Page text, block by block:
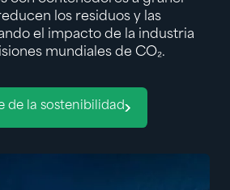
los residuos y las
el impacto de la industria
mundiales de CO₂.
de la sostenibilidad